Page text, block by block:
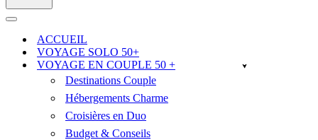
Menu
navigationACCUEIL
VOYAGE SOLO 50+
VOYAGE EN COUPLE 50 +
Destinations Couple
Hébergements Charme
Croisières en Duo
Budget & Conseils